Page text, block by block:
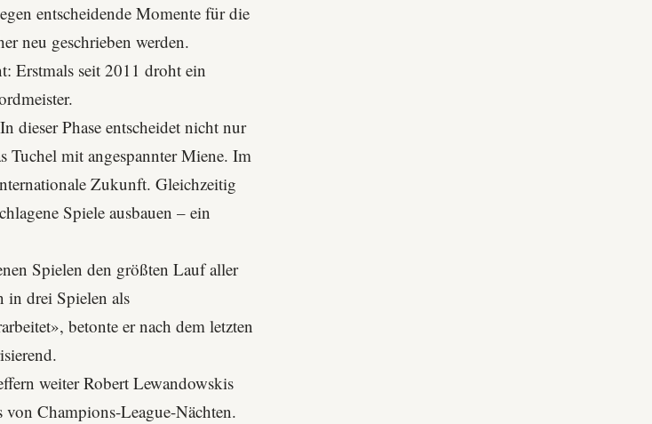
entscheidende Momente für die
neu geschrieben werden.
Erstmals seit 2011 droht ein
dieser Phase entscheidet nicht nur
Tuchel mit angespannter Miene. Im
Zukunft. Gleichzeitig
Spiele ausbauen – ein
Spielen den größten Lauf aller
in drei Spielen als
betonte er nach dem letzten
weiter Robert Lewandowskis
von Champions-League-Nächten.